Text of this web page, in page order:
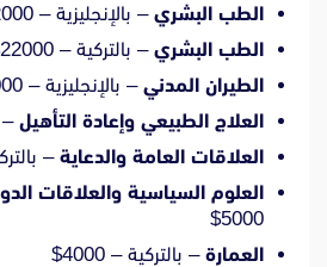
الطب البشري – بالإنجليزية – 22000$
الطب البشري – بالتركية – 22000$
الطيران المدني – بالإنجليزية – 6000$
العلاج الطبيعي وإعادة التأهيل –
العلاقات العامة والدعاية –
العلوم السياسية والعلاقات
5000$
العمارة – بالتركية – 4000$